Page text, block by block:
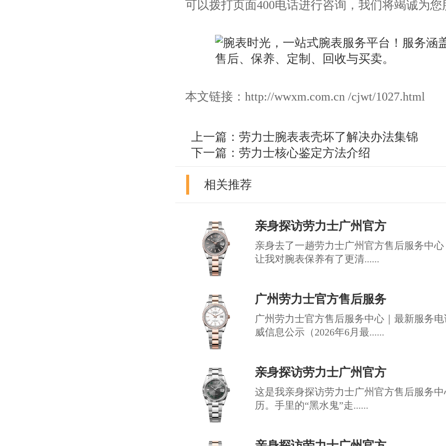
可以拨打页面400电话进行咨询，我们将竭诚为您
本文链接：http://wwxm.com.cn /cjwt/1027.html
上一篇： 劳力士腕表表壳坏了解决办法集锦
下一篇： 劳力士核心鉴定方法介绍
相关推荐
亲身探访劳力士广州官方
亲身去了一趟劳力士广州官方售后服务中
让我对腕表保养有了更清......
广州劳力士官方售后服务
广州劳力士官方售后服务中心｜最新服务
威信息公示（2026年6月最......
亲身探访劳力士广州官方
这是我亲身探访劳力士广州官方售后服务
历。手里的“黑水鬼”走......